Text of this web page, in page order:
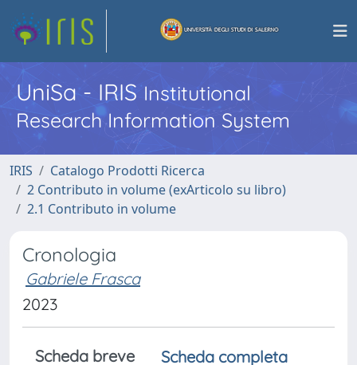
UniSa - IRISInstitutional
Research Information System
IRIS
Catalogo Prodotti Ricerca
2 Contributo in volume (exArticolo su libro)
2.1 Contributo in volume
Cronologia
Gabriele Frasca
2023
Scheda breve
Scheda completa